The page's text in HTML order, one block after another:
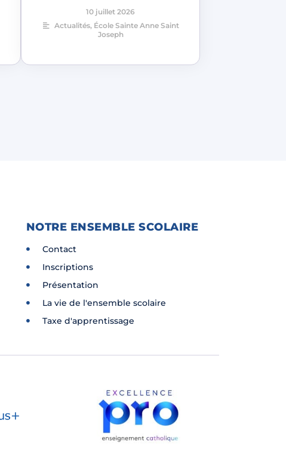
10 juillet 2026
Actualités, École Sainte Anne Saint
Joseph
NOTRE ENSEMBLE SCOLAIRE
Contact
Inscriptions
Présentation
La vie de l'ensemble scolaire
Taxe d'apprentissage